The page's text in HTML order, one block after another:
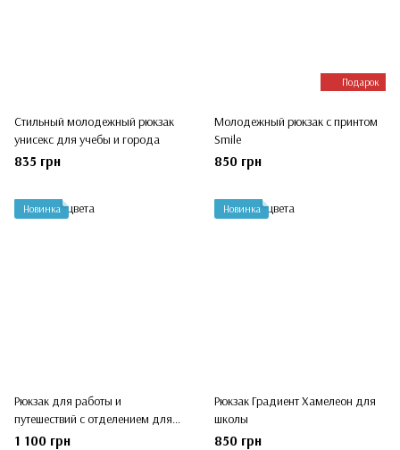
Стильный молодежный рюкзак
унисекс для учебы и города
835 грн
Подарок
Молодежный рюкзак с принтом
Smile
850 грн
Новинка
Рюкзак для работы и
путешествий с отделением для
ноутбука
1 100 грн
Новинка
Рюкзак Градиент Хамелеон для
школы
850 грн